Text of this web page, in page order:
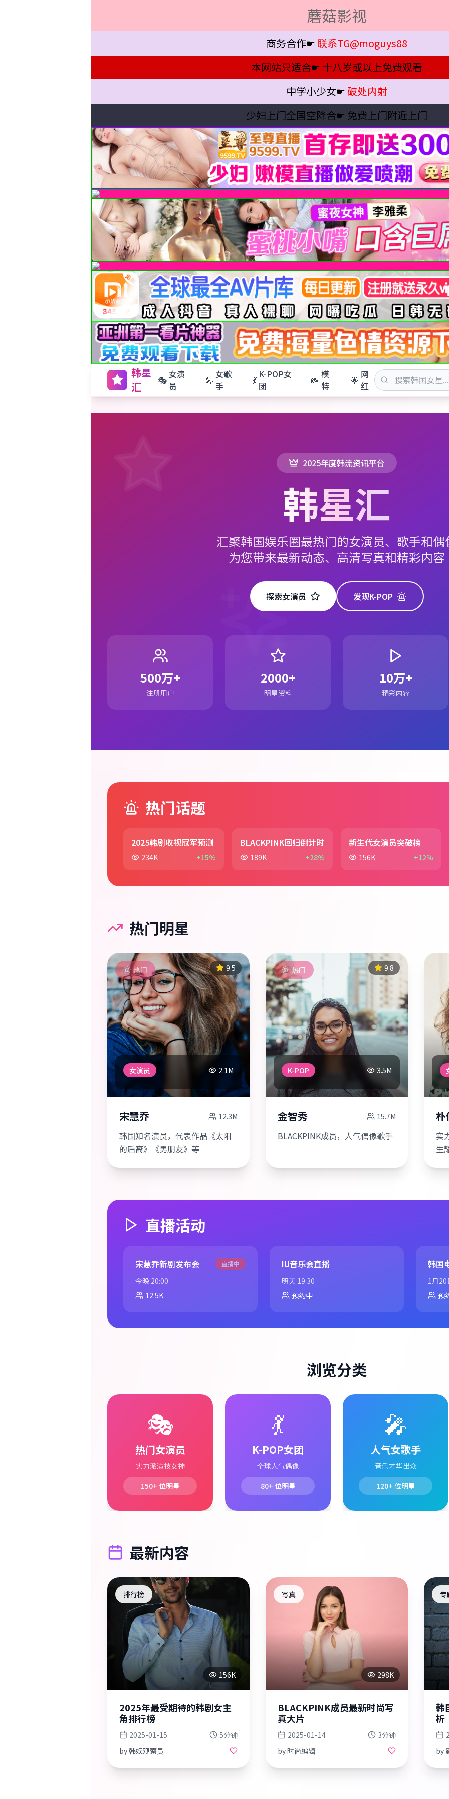
蘑菇影视
商务合作☛ 联系TG@moguys88
本网站只适合☛ 十八岁或以上免费观看
中学小少女☛破处内射
少妇上门全国空降合☛ 免费上门附近上门
韩星
汇
🎭 女演
员
🎤 女歌
手
💃 K-POP女
团
📸模
特
🌟 网
红
2025年度韩流资讯平台
韩星汇
汇聚韩国娱乐圈最热门的女演员、歌手和偶
为您带来最新动态、高清写真和精彩内容
探索女演员 发现K-POP
500万+
注册用户
2000+
明星资料
10万+
精彩内容
热门话题
2025韩剧收视冠军预测
234K +15%
BLACKPINK回归倒计时
189K +28%
新生代女演员突破榜
156K +12%
热门明星
热门 9.5
女演员 2.1M
宋慧乔 12.3M
韩国知名演员，代表作品《太阳
的后裔》《男朋友》等
热门 9.8
K-POP 3.5M
金智秀 15.7M
BLACKPINK成员，人气偶像歌手
朴
实
生
直播活动
宋慧乔新剧发布会 直播中
今晚 20:00
12.5K
IU音乐会直播
明天 19:30
预约中
韩国
1月20
预
浏览分类
🎭
热门女演员
实力派演技女神
150+ 位明星
💃
K-POP女团
全球人气偶像
80+ 位明星
🎤
人气女歌手
音乐才华出众
120+ 位明星
最新内容
排行榜
156K
2025年最受期待的韩剧女主
角排行榜
2025-01-15
5分钟
by韩娱观察员
写真
298K
BLACKPINK成员最新时尚写
真大片
2025-01-14
3分钟
by时尚编辑
专
韩
析
by